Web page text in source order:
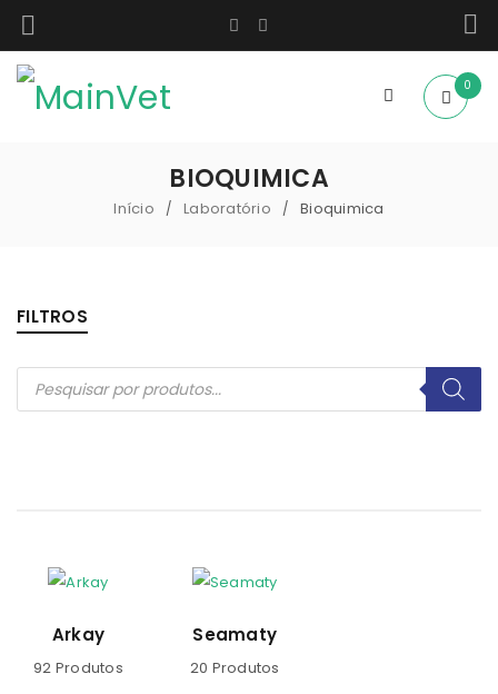
0
BIOQUIMICA
Início / Laboratório / Bioquimica
FILTROS
Arkay
92 Produtos
Seamaty
20 Produtos